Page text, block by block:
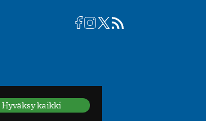
Hyväksy kaikki